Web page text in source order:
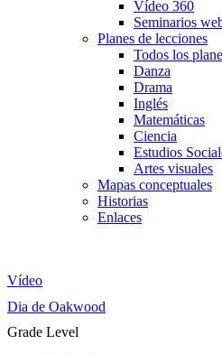
Vídeo 360
Seminarios
Planes de lecciones
Todos los
Danza
Drama
Inglés
Matemáticas
Ciencia
Estudios
Artes visuales
Mapas conceptuales
Historias
Enlaces
Vídeo
Dia de Oakwood
Grade Level